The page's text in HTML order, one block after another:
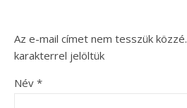
Az e-mail címet nem tesszük közzé.
karakterrel jelöltük
Név *